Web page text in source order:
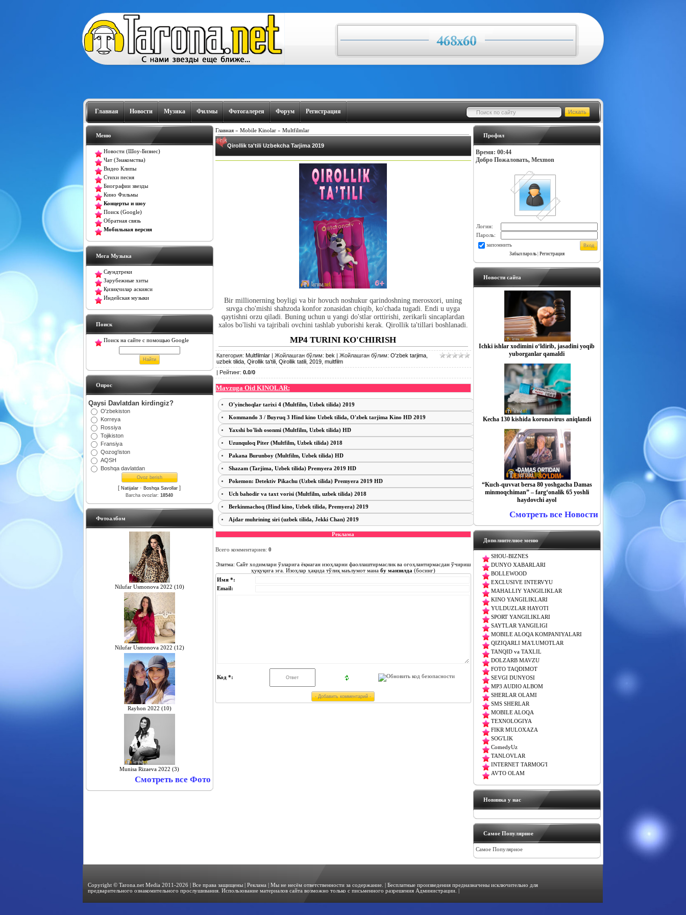
Главная Новости Музика Филмы Фотогалерея Форум Регистрация
Меню
Новости (Шоу-Бизнес)
Чат (Знакомства)
Видео Клипы
Стихи песня
Биографии звезды
Кино Фильмы
Концерты и шоу
Поиск (Google)
Обратная связь
Мобильная версия
Мега Музыка
Саундтреки
Зарубежные хиты
Қизиқчилар аскияси
Индейская музыки
Поиск
Поиск на сайте с помощью Google
Oпрос
Qaysi Davlatdan kirdingiz?
O'zbekiston
Korreya
Rossiya
Tojikiston
Fransiya
Qozog'iston
AQSH
Boshqa davlatdan
[ Natijalar · Boshqa Savollar ]
Barcha ovozlar: 18540
Фотоалбом
Nilufar Usmonova 2022 (10)
Nilufar Usmonova 2022 (12)
Rayhon 2022 (10)
Munisa Rizaeva 2022 (3)
Смотреть все Фото
Главная» Mobile Kinolar» Multfilmlar
Qirollik ta'tili Uzbekcha Tarjima 2019
Bir millionerning boyligi va bir hovuch noshukur qarindoshning merosxori, uning
suvga cho'mishi shahzoda konfor zonasidan chiqib, ko'chada tugadi. Endi u uyga
qaytishni orzu qiladi. Buning uchun u yangi do'stlar orttirishi, zerikarli sincaplardan
xalos bo'lishi va tajribali ovchini tashlab yuborishi kerak. Qirollik ta'tillari boshlanadi.
MP4 TURINI KO'CHIRISH
Категория: Multfilmlar| Жойлашган бўлим: bek | Жойлашган бўлим: O'zbek tarjima,
uzbek tilida, Qirollik ta'tili, Qirollik tatili, 2019, multfilm
| Рейтинг: 0.0/0
Mavzuga Oid KINOLAR:
O'yinchoqlar tarixi 4 (Multfilm, Uzbek tilida) 2019
Kommando 3 / Buyruq 3 Hind kino Uzbek tilida, O'zbek tarjima Kino HD 2019
Yaxshi bo'lish osonmi (Multfilm, Uzbek tilida) HD
Uzunquloq Piter (Multfilm, Uzbek tilida) 2018
Pakana Burunboy (Multfilm, Uzbek tilida) HD
Shazam (Tarjima, Uzbek tilida) Premyera 2019 HD
Pokemon: Detektiv Pikachu (Uzbek tilida) Premyera 2019 HD
Uch bahodir va taxt vorisi (Multfilm, uzbek tilida) 2018
Berkinmachoq (Hind kino, Uzbek tilida, Premyera) 2019
Ajdar muhrining siri (uzbek tilida, Jekki Chan) 2019
Реклама
Всего комментариев: 0
Элатма: Сайт ходимлари ўзларига ёқмаган изоҳларни фаоллаштирмаслик ва огоҳлантирмасдан ўчириш
ҳуқуқига эга. Изоҳлар ҳақида тўлиқ маълумот манабу манзилда (босинг)
Имя *:
Email:
Код *:
Профил
Время: 00:44
Добро Пожаловать, Mexmon
Логин:
Пароль:
запомнить
Забыл пароль| Регистрация
Новости сайта
Ichki ishlar xodimini o‘ldirib, jasadini yoqib
yuborganlar qamaldi
Kecha 130 kishida koronavirus aniqlandi
“Kuch-quvvat bersa 80 yoshgacha Damas
minmoqchiman” – farg‘onalik 65 yoshli
haydovchi ayol
Смотреть все Новости
Дополнителное меню
SHOU-BIZNES
DUNYO XABARLARI
BOLLEWOOD
EXCLUSIVE INTERVYU
MAHALLIY YANGILIKLAR
KINO YANGILIKLARI
YULDUZLAR HAYOTI
SPORT YANGILIKLARI
SAYTLAR YANGILIGI
MOBILE ALOQA KOMPANIYALARI
QIZIQARLI MA'LUMOTLAR
TANQID va TAXLIL
DOLZARB MAVZU
FOTO TAQDIMOT
SEVGI DUNYOSI
MP3 AUDIO ALBOM
SHERLAR OLAMI
SMS SHERLAR
MOBILE ALOQA
TEXNOLOGIYA
FIKR MULOXAZA
SOG'LIK
ComedyUz
TANLOVLAR
INTERNET TARMOG'I
AVTO OLAM
Новинка у нас
Самое Популярное
Самое Популярное
Copyright © Tarona.net Media 2011-2026 | Все права защищены |Реклама
| Мы не несём ответственности за содержание. | Бесплатные произведения предназначены исключительно для
предварительного ознакомительного прослушивания. Использование материалов сайта возможно только с письменного разрешения Администрации. |